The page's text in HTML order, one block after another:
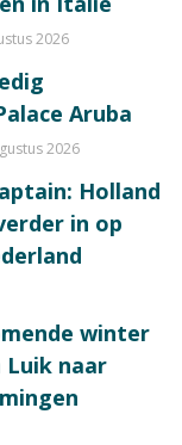
2026
Aruba
2026
Holland
in op
winter
Luik naar